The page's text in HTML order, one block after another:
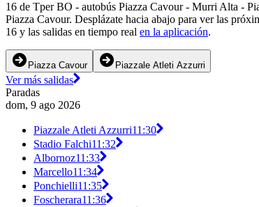
16 de Tper BO - autobús Piazza Cavour - Murri Alta -
Piazza Cavour. Desplázate hacia abajo para ver las
16 y las salidas en tiempo real en la aplicación.
Piazza Cavour Piazzale Atleti Azzurri
Ver más salidas
Paradas
dom, 9 ago 2026
Piazzale Atleti Azzurri11:30
Stadio Falchi11:32
Albornoz11:33
Marcello11:34
Ponchielli11:35
Foscherara11:36